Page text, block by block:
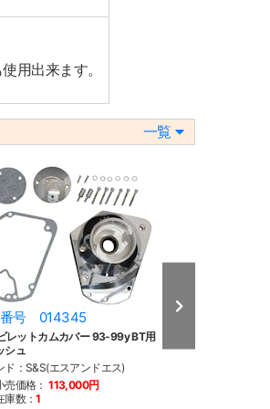
用出来ます。
一覧
号 014345
レットカムカバー 93-99y BT用
シュ
ド：S&S(エスアンドエス)
売価格： 113,000円
庫数：1
83162-51 70-